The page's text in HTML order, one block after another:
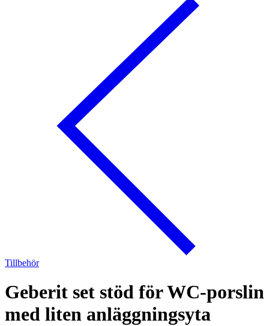
Tillbehör
Geberit set stöd för WC-porslin
med liten anläggningsyta